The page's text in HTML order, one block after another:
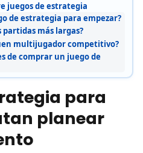
juegos de estrategia
de estrategia para empezar?
más largas?
multijugador competitivo?
de comprar un juego de
para
planear